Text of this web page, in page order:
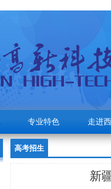
专业特色 走进
高考招生
新